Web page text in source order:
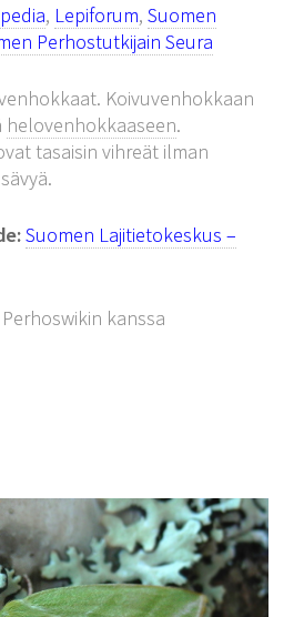
, Lepiforum,Suomen
Perhostutkijain Seura
Koivuvenhokkaan
helovenhokkaaseen.
tasaisin vihreät ilman
Suomen Lajitietokeskus –
kanssa